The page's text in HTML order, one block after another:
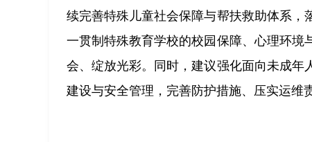
续完善特殊儿童社会保障与帮扶救助体系
一贯制特殊教育学校的校园保障、心理环
会、绽放光彩。同时，建议强化面向未成
建设与安全管理，完善防护措施、压实运维